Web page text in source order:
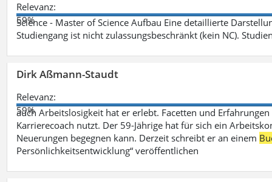
Relevanz:
59%
Science - Master of Science Aufbau Eine detaillierte
Studiengang ist nicht zulassungsbeschränkt (kein NC).
Dirk Aßmann-Staudt
Relevanz:
59%
auch Arbeitslosigkeit hat er erlebt. Facetten und
Karrierecoach nutzt. Der 59-Jährige hat für sich ein
Neuerungen begegnen kann. Derzeit schreibt er an einem
Persönlichkeitsentwicklung“ veröffentlichen